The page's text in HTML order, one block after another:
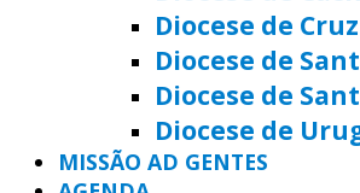
Diocese de
Diocese de
Diocese de
Diocese de
MISSÃO AD GENTES